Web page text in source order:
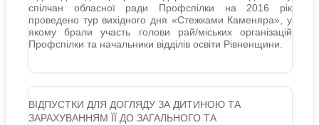
спілчан обласної ради Профспілки на 2016 рік
проведено тур вихідного дня «Стежками Каменяра», у
якому брали участь голови рай/міських організацій
Профспілки та начальники відділів освіти Рівненщини.
ВІДПУСТКИ ДЛЯ ДОГЛЯДУ ЗА ДИТИНОЮ ТА
ЗАРАХУВАННЯМ ЇЇ ДО ЗАГАЛЬНОГО ТА